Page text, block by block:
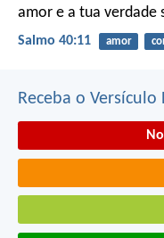
amor e a tua verdade
Salmo 40:11 amor
Receba o Versículo